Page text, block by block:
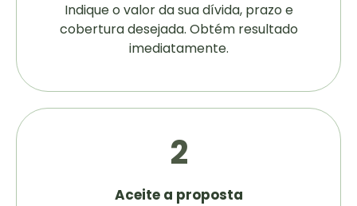
Indique o valor da sua dívida, prazo e
cobertura desejada. Obtém resultado
imediatamente.
2
Aceite a proposta